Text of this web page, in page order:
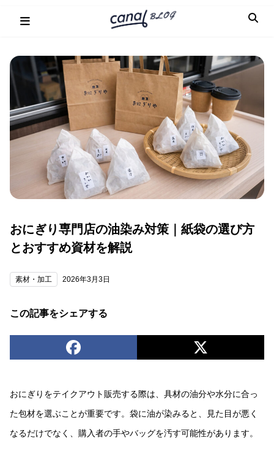
おにぎり専門店の油染み対策｜紙袋の選び方
とおすすめ資材を解説
素材・加工 2026年3月3日
この記事をシェアする
おにぎりをテイクアウト販売する際は、具材の油分や水分に合っ
た包材を選ぶことが重要です。袋に油が染みると、見た目が悪く
なるだけでなく、購入者の手やバッグを汚す可能性があります。